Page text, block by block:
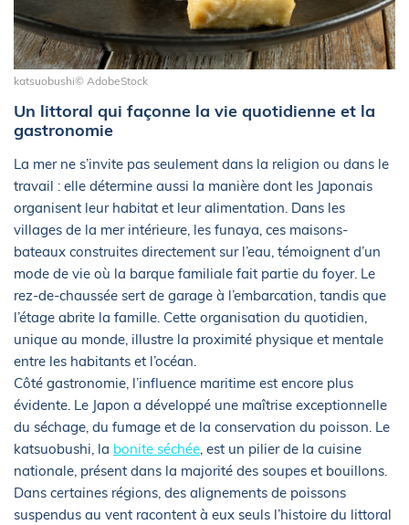
katsuobushi© AdobeStock
Un littoral qui façonne la vie quotidienne et la
gastronomie
La mer ne s’invite pas seulement dans la religion ou dans le
travail : elle détermine aussi la manière dont les Japonais
organisent leur habitat et leur alimentation. Dans les
villages de la mer intérieure, les funaya, ces maisons-
bateaux construites directement sur l’eau, témoignent d’un
mode de vie où la barque familiale fait partie du foyer. Le
rez-de-chaussée sert de garage à l’embarcation, tandis que
l’étage abrite la famille. Cette organisation du quotidien,
unique au monde, illustre la proximité physique et mentale
entre les habitants et l’océan.
Côté gastronomie, l’influence maritime est encore plus
évidente. Le Japon a développé une maîtrise exceptionnelle
du séchage, du fumage et de la conservation du poisson. Le
katsuobushi, la bonite séchée, est un pilier de la cuisine
nationale, présent dans la majorité des soupes et bouillons.
Dans certaines régions, des alignements de poissons
suspendus au vent racontent à eux seuls l’histoire du littoral